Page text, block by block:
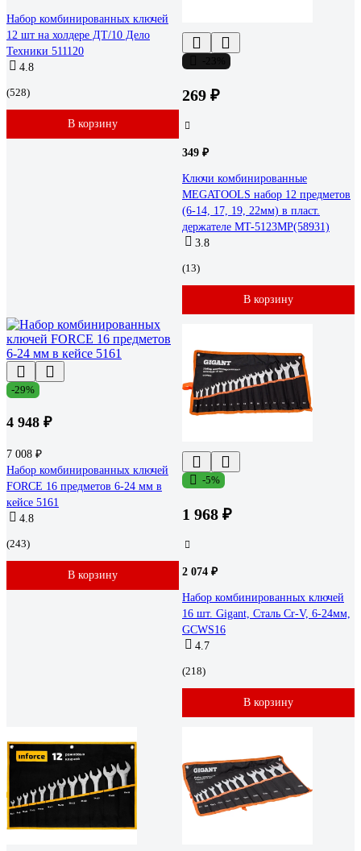
Набор комбинированных ключей
12 шт на холдере ДТ/10 Дело
Техники 511120
4.8
(528)
В корзину
269 ₽
349 ₽
Ключи комбинированные
MEGATOOLS набор 12 предметов
(6-14, 17, 19, 22мм) в пласт.
держателе MT-5123MP(58931)
3.8
(13)
В корзину
-29%
4 948 ₽
7 008 ₽
Набор комбинированных ключей
FORCE 16 предметов 6-24 мм в
кейсе 5161
4.8
(243)
В корзину
-5%
1 968 ₽
2 074 ₽
Набор комбинированных ключей
16 шт. Gigant, Сталь Cr-V, 6-24мм,
GCWS16
4.7
(218)
В корзину